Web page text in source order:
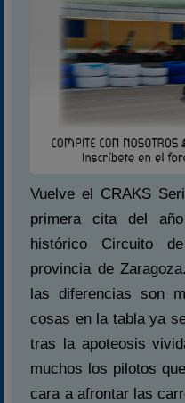
Vuelve el CRAKS
primera cita del
histórico Circuito
provincia de
las diferencias son
cosas en la tabla ya
tras la apoteosis
muchos los pilotos
cara a afrontar las